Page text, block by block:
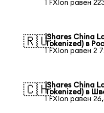
1 FXIon равен
🇷🇺iShares China
Tokenized) в
1 FXIon равен 2
🇨🇭iShares China
Tokenized) в
1 FXIon равен